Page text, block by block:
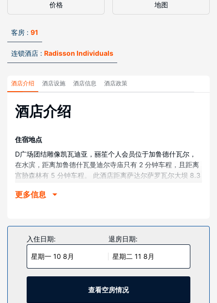
价格 地图
客房 : 91
连锁酒店 : Radisson Individuals
酒店介绍 酒店设施 酒店信息 酒店政策
酒店介绍
住宿地点
D广场团结雕像凯瓦迪亚，丽笙个人会员位于加鲁德什瓦尔，
在水滨，距离加鲁德什瓦曼迪尔寺庙只有 2 分钟车程，且距离
宫胁森林有 5 分钟车程。 此酒店距离萨达尔萨罗瓦尔大坝 8.3
客房
途中找到家的舒适。您的记忆海绵床垫卧床备有羽绒被和埃及
棉床单。提供免费无线网络，方便您与朋友保持联系；数码频
道可满足您的娱乐需求。配备淋浴设施的私人浴室提供大花洒
淋浴喷头和免费洗浴用品。
您可到花园欣赏美景，还可利用免费 WiFi和礼宾服务等服务和
更多信息
入住日期:
星期一 10 8月
退房日期:
星期二 11 8月
查看空房情况